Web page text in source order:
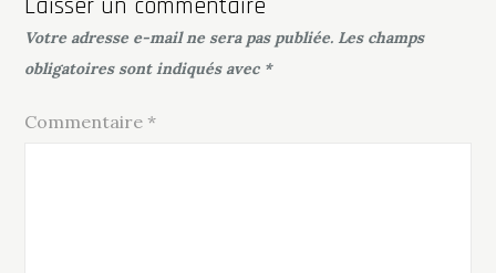
Laisser un commentaire
Votre adresse e-mail ne sera pas publiée. Les champs
obligatoires sont indiqués avec *
Commentaire *